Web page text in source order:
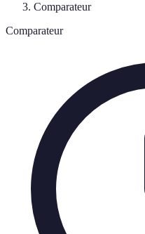
Comparateur
Comparateur